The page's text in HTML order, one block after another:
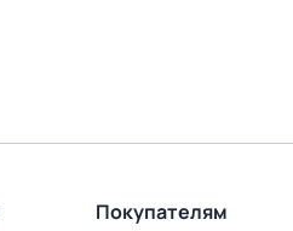
Покупателям